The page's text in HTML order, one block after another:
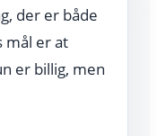
der er både
mål er at
er billig, men